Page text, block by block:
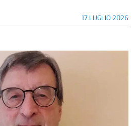
17 LUGLIO 2026